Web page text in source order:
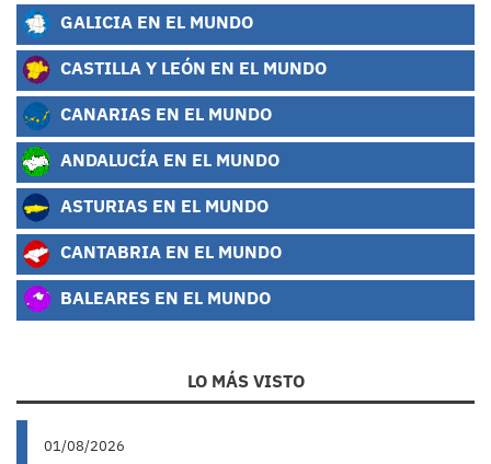
GALICIA EN EL MUNDO
CASTILLA Y LEÓN EN EL MUNDO
CANARIAS EN EL MUNDO
ANDALUCÍA EN EL MUNDO
ASTURIAS EN EL MUNDO
CANTABRIA EN EL MUNDO
BALEARES EN EL MUNDO
LO MÁS VISTO
01/08/2026